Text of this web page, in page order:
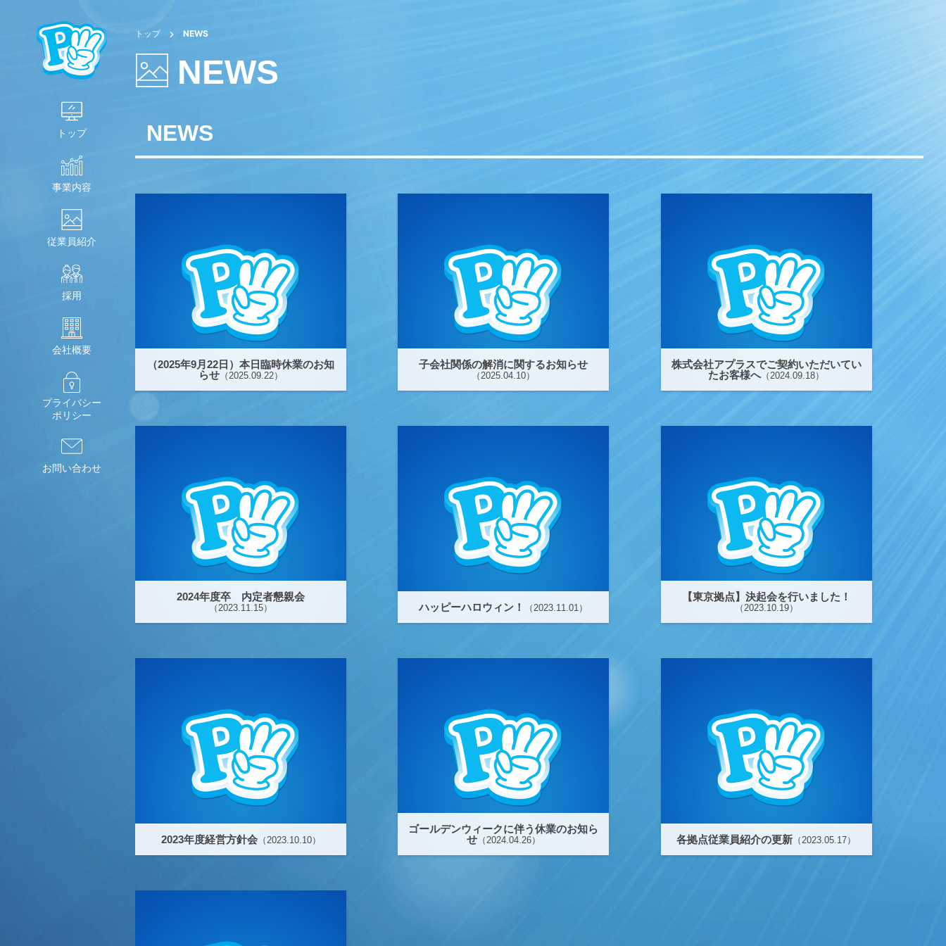
トップ
事業内容
従業員紹介
採用
会社概要
プライバシー
ポリシー
お問い合わせ
トップ NEWS
NEWS
NEWS
（2025年9月22日）本日臨時休業のお知
らせ （2025.09.22）
子会社関係の解消に関するお知らせ
（2025.04.10）
株式会社アプラスでご契約いただいてい
たお客様へ（2024.09.18）
2024年度卒 内定者懇親会
（2023.11.15） ハッピーハロウィン！ （2023.11.01）
【東京拠点】決起会を行いました！
（2023.10.19）
2023年度経営方針会（2023.10.10）
ゴールデンウィークに伴う休業のお知ら
せ（2024.04.26） 各拠点従業員紹介の更新 （2023.05.17）